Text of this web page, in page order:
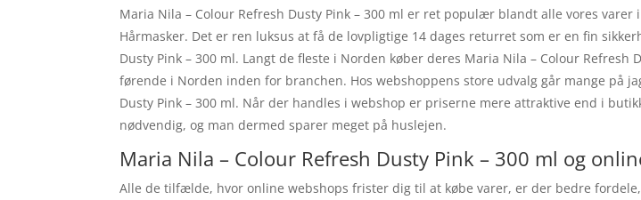
Maria Nila – Colour Refresh Dusty Pink – 300 ml er ret populær blandt alle vores
Hårmasker. Det er ren luksus at få de lovpligtige 14 dages returret som er en fin
Dusty Pink – 300 ml. Langt de fleste i Norden køber deres Maria Nila – Colour
førende i Norden inden for branchen. Hos webshoppens store udvalg går mange på
Dusty Pink – 300 ml. Når der handles i webshop er priserne mere attraktive end i
nødvendig, og man dermed sparer meget på huslejen.
Maria Nila – Colour Refresh Dusty Pink – 300 ml og
Alle de tilfælde, hvor online webshops frister dig til at købe varer, er der bedre